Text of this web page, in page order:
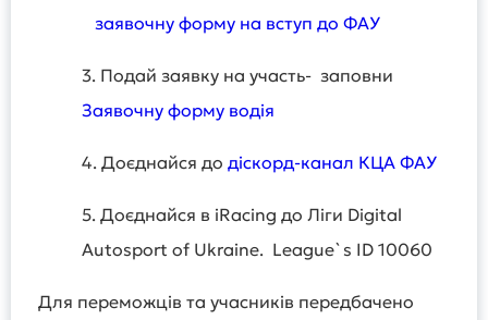
заявочну форму на вступ до ФАУ
3. Подай заявку на участь- заповни
Заявочну форму водія
4. Доєднайся до діскорд-канал КЦА ФАУ
5. Доєднайся в iRacing до Ліги Digital
Autosport of Ukraine. League`s ID 10060
Для переможців та учасників передбачено